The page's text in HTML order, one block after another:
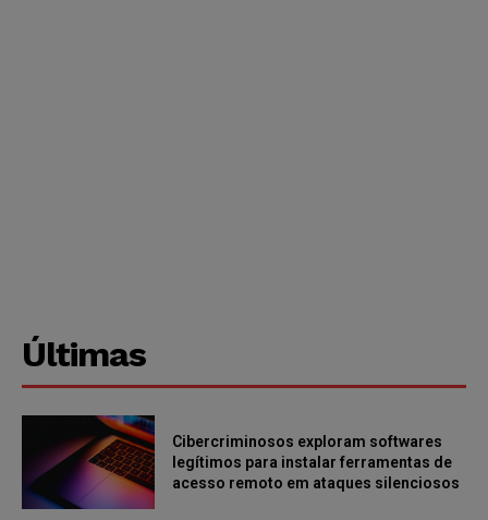
Últimas
Cibercriminosos exploram softwares
legítimos para instalar ferramentas de
acesso remoto em ataques silenciosos